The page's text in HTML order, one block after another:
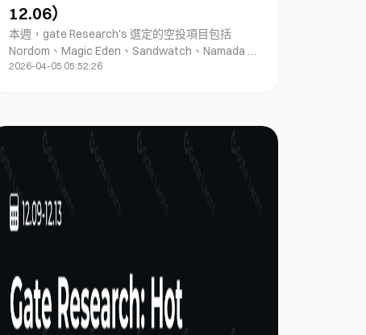
12.06）
本週，gate Research's 選定的空投項目包括
Nordom、Magic Eden、Sandwatch、Namada 和
4EVERLAND。Nordom 正在累積點數以供未來代
2026-04-05 05:52:26